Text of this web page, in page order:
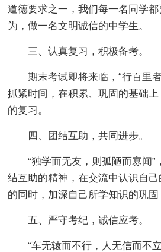
道德要求之一，我们每一名同学
为，做一名文明诚信的中学生。
三、认真复习，积极备考。
期末考试即将来临，“行百里
抓紧时间，在积累、巩固的基础
的复习。
四、团结互助，共同进步。
“独学而无友，则孤陋而寡闻”
结互助的精神，在交流中认识自
的同时，加深自己所学知识的巩固
五、严守考纪，诚信应考。
“车无辕而不行，人无信而不